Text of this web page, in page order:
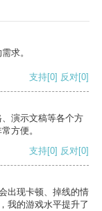
求。
支持[0] 反对[0]
演示文稿等各个方
方便。
支持[0] 反对[0]
出现卡顿、掉线的情
我的游戏水平提升了